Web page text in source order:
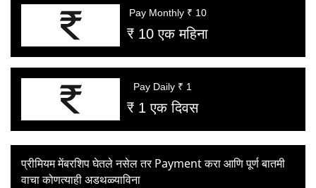
Pay Monthly ₹ 10
₹ 10 एक महिना
Pay Daily ₹ 1
₹ 1 एक दिवस
प्रीमियम मेंबरशिप घेतले नसेल तर Payment करा आणि पूर्ण बातमी
वाचा कोणत्याही अडथळ्याविना